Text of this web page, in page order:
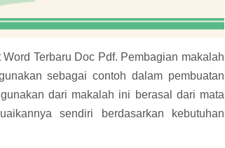
Terbaru Doc Pdf. Pembagian makalah
sebagai contoh dalam pembuatan
dari makalah ini berasal dari mata
sendiri berdasarkan kebutuhan